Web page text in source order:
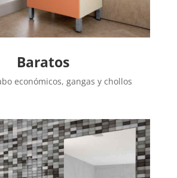
Baratos
económicos, gangas y chollos